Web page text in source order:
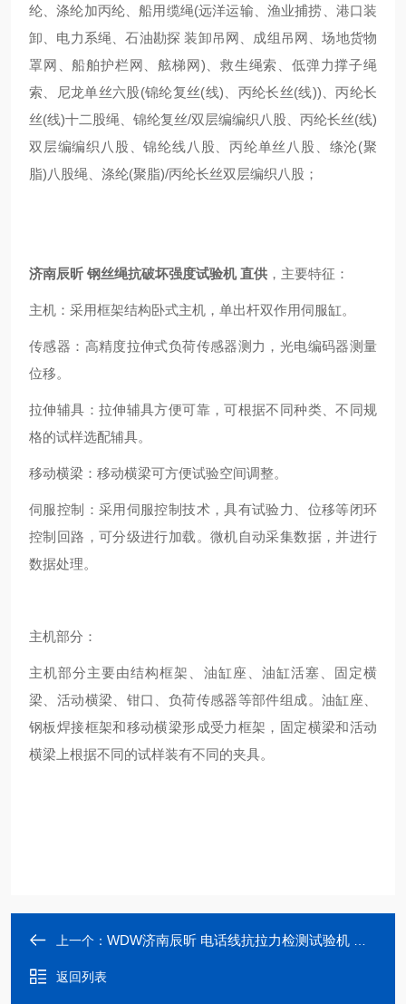
纶、涤纶加丙纶、船用缆绳(远洋运输、渔业捕捞、港口装
卸、电力系绳、石油勘探 装卸吊网、成组吊网、场地货物
罩网、船舶护栏网、舷梯网)、救生绳索、低弹力撑子绳
索、尼龙单丝六股(锦纶复丝(线)、丙纶长丝(线))、丙纶长
丝(线)十二股绳、锦纶复丝/双层编编织八股、丙纶长丝(线)
双层编编织八股、锦纶线八股、丙纶单丝八股、绦沦(聚
脂)八股绳、涤纶(聚脂)/丙纶长丝双层编织八股；
济南辰昕 钢丝绳抗破坏强度试验机 直供 ，主要特征：
主机：采用框架结构卧式主机，单出杆双作用伺服缸。
传感器：高精度拉伸式负荷传感器测力，光电编码器测量
位移。
拉伸辅具：拉伸辅具方便可靠，可根据不同种类、不同规
格的试样选配辅具。
移动横梁：移动横梁可方便试验空间调整。
伺服控制：采用伺服控制技术，具有试验力、位移等闭环
控制回路，可分级进行加载。微机自动采集数据，并进行
数据处理。
主机部分：
主机部分主要由结构框架、油缸座、油缸活塞、固定横
梁、活动横梁、钳口、负荷传感器等部件组成。油缸座、
钢板焊接框架和移动横梁形成受力框架，固定横梁和活动
横梁上根据不同的试样装有不同的夹具。
上一个： WDW济南辰昕 电话线抗拉力检测试验机 批发
返回列表